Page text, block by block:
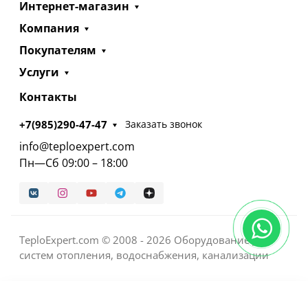
Интернет-магазин
Компания
Покупателям
Услуги
Контакты
+7(985)290-47-47 Заказать звонок
info@teploexpert.com
Пн—Сб 09:00 – 18:00
TeploExpert.com © 2008 - 2026 Оборудование для
систем отопления, водоснабжения, канализации